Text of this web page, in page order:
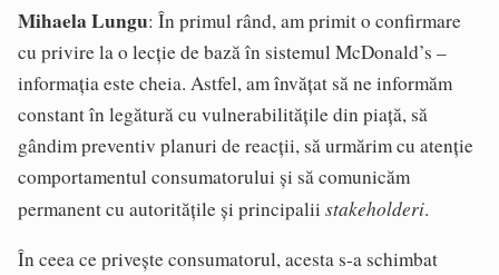
Mihaela Lungu: În primul rând, am primit o confirmare
cu privire la o lecție de bază în sistemul McDonald’s –
informația este cheia. Astfel, am învățat să ne informăm
constant în legătură cu vulnerabilitățile din piață, să
gândim preventiv planuri de reacții, să urmărim cu atenție
comportamentul consumatorului și să comunicăm
permanent cu autoritățile și principalii stakeholderi.
În ceea ce privește consumatorul, acesta s-a schimbat